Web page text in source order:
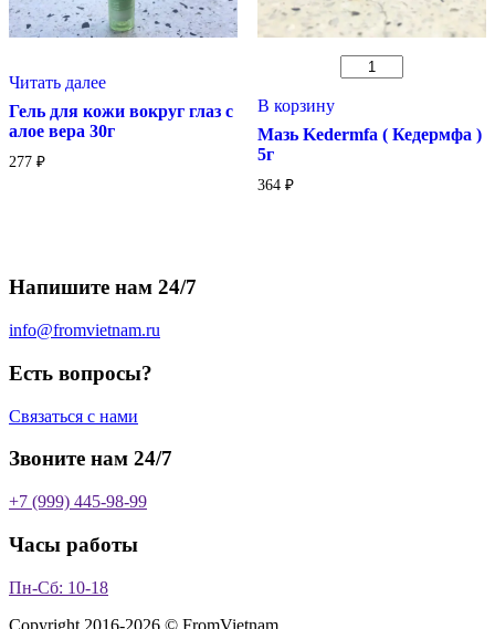
Читать далее
Гель для кожи вокруг глаз с
алое вера 30г
277 ₽
Количество
товара
(
В корзину
Мазь Kedermfa ( Кедермфа )
5г
364 ₽
Напишите нам 24/7
info@fromvietnam.ru
Есть вопросы?
Связаться с нами
Звоните нам 24/7
+7 (999) 445-98-99
Часы работы
Пн-Сб: 10-18
Copyright 2016-2026 © FromVietnam